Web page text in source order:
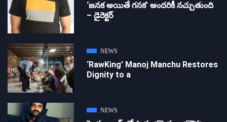
‘జ‌న‌క అయితే గ‌న‌క‌’ అందరికీ నచ్చుతుంది
– డైరెక్ట‌ర్
NEWS
‘RawKing’ Manoj Manchu Restores
Dignity to a
NEWS